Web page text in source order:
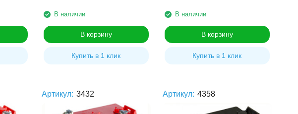
В наличии
В корзину
Купить в 1 клик
В наличии
В корзину
Купить в 1 клик
Артикул: 3432 Артикул: 4358